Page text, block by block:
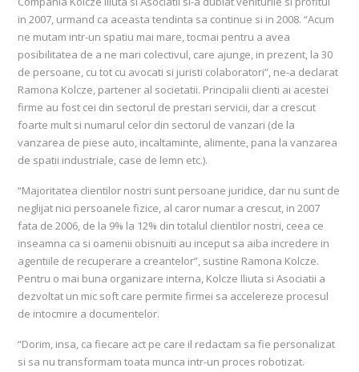
in 2007, urmand ca aceasta tendinta sa continue si in 2008. “Acum
ne mutam intr-un spatiu mai mare, tocmai pentru a avea
posibilitatea de a ne mari colectivul, care ajunge, in prezent, la 30
de persoane, cu tot cu avocati si juristi colaboratori”, ne-a declarat
Ramona Kolcze, partener al societatii. Principalii clienti ai acestei
firme au fost cei din sectorul de prestari servicii, dar a crescut
foarte mult si numarul celor din sectorul de vanzari (de la
vanzarea de piese auto, incaltaminte, alimente, pana la vanzarea
de spatii industriale, case de lemn etc.).
“Majoritatea clientilor nostri sunt persoane juridice, dar nu sunt de
neglijat nici persoanele fizice, al caror numar a crescut, in 2007
fata de 2006, de la 9% la 12% din totalul clientilor nostri, ceea ce
inseamna ca si oamenii obisnuiti au inceput sa aiba incredere in
agentiile de recuperare a creantelor”, sustine Ramona Kolcze.
Pentru o mai buna organizare interna, Kolcze Iliuta si Asociatii a
dezvoltat un mic soft care permite firmei sa accelereze procesul
de intocmire a documentelor.
“Dorim, insa, ca fiecare act pe care il redactam sa fie personalizat
si sa nu transformam toata munca intr-un proces robotizat.